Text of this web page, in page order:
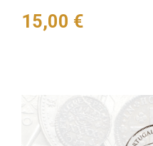
Preço
15,00 €